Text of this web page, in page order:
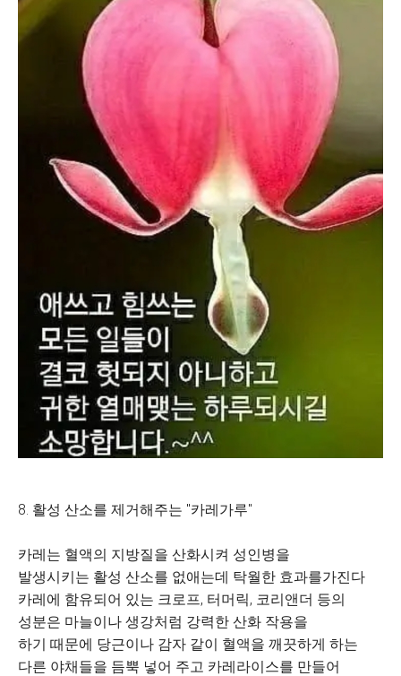
8. 활성 산소를 제거해주는 "카레가루"
카레는 혈액의 지방질을 산화시켜 성인병을
발생시키는 활성 산소를 없애는데 탁월한 효과를가진다
카레에 함유되어 있는 크로프, 터머릭, 코리앤더 등의
성분은 마늘이나 생강처럼 강력한 산화 작용을
하기 때문에 당근이나 감자 같이 혈액을 깨끗하게 하는
다른 야채들을 듬뿍 넣어 주고 카레라이스를 만들어